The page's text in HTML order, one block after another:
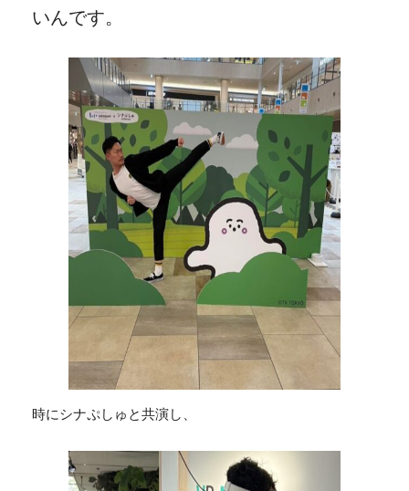
いんです。
時にシナぷしゅと共演し、